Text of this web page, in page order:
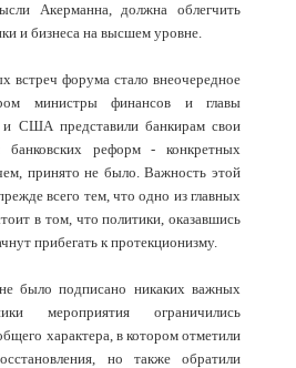
Акерманна, должна облегчить
и бизнеса на высшем уровне.
встреч форума стало внеочередное
министры финансов и главы
и США представили банкирам свои
реформ - конкретных
принято не было. Важность этой
всего тем, что одно из главных
в том, что политики, оказавшись
прибегать к протекционизму.
было подписано никаких важных
мероприятия ограничились
характера, в котором отметили
но также обратили